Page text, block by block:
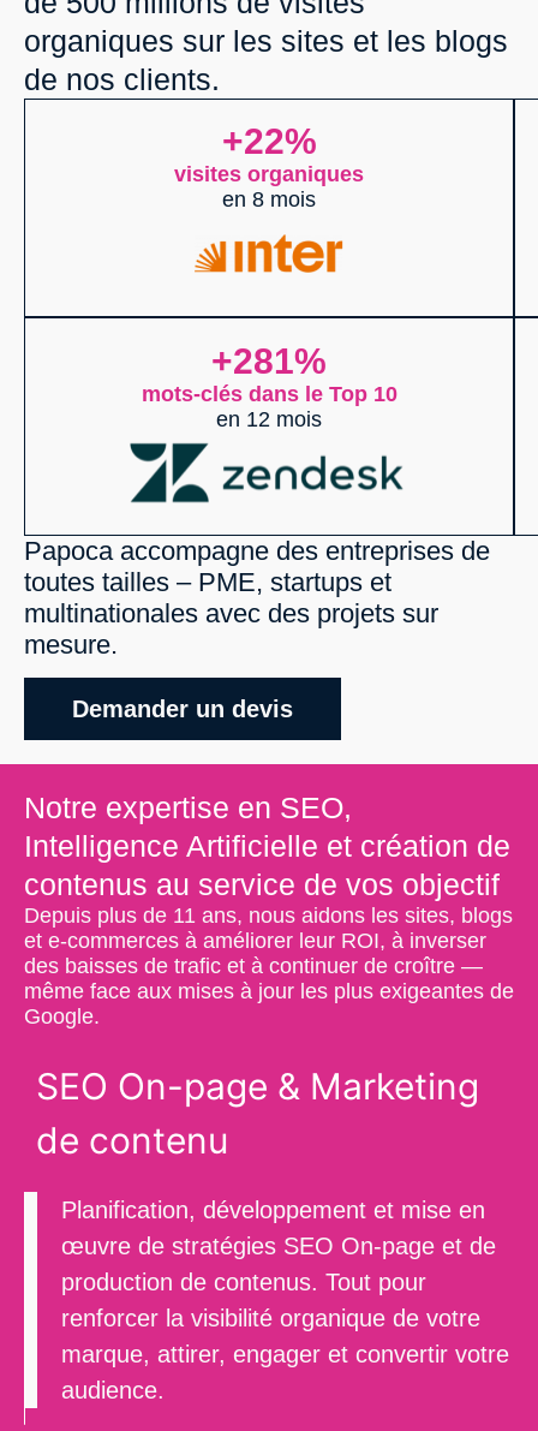
organiques sur les sites et les blogs
de nos clients.
+22%
visites organiques
en 8 mois
+281%
mots-clés dans le Top 10
en 12 mois
Papoca accompagne des entreprises de
toutes tailles – PME, startups et
multinationales avec des projets sur
mesure.
Demander un devis
Notre expertise en SEO,
Intelligence Artificielle et création de
contenus au service de vos objectif
Depuis plus de 11 ans, nous aidons les sites, blogs
et e-commerces à améliorer leur ROI, à inverser
des baisses de trafic et à continuer de croître —
même face aux mises à jour les plus exigeantes de
Google.
SEO On-page & Marketing
de contenu
Planification, développement et mise en
œuvre de stratégies SEO On-page et de
production de contenus. Tout pour
renforcer la visibilité organique de votre
marque, attirer, engager et convertir votre
audience.